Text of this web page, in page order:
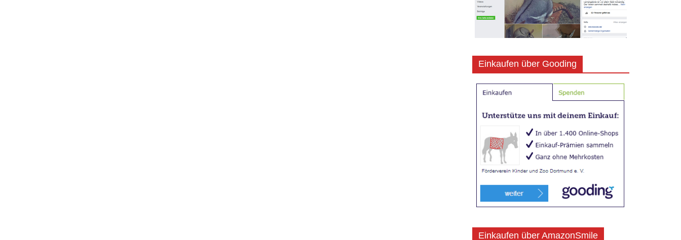
Einkaufen über Gooding
Einkaufen über AmazonSmile